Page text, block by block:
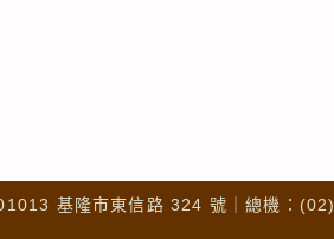
基隆市東信路 324 號｜總機：